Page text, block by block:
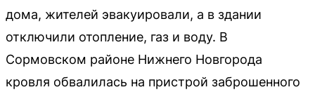
дома, жителей эвакуировали, а в здании
отключили отопление, газ и воду. В
Сормовском районе Нижнего Новгорода
кровля обвалилась на пристрой заброшенного